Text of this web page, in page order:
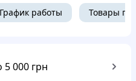
График работы Товары
000 грн